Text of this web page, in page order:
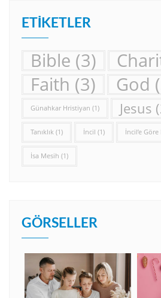
ETIKETLER
Bible (3)
Faith (3) God
Günahkar Hristiyan (1) Jesus
Tanıklık (1) İncil (1) İncil’e
İsa Mesih (1)
GÖRSELLER